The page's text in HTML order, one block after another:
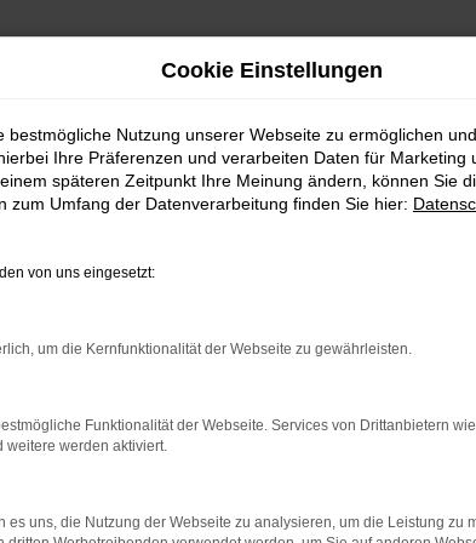
FAHRZEUGBESTAND
Cookie Einstellungen
bestmögliche Nutzung unserer Webseite zu ermöglichen
Ihre Präferenzen und verarbeiten Daten für Marketing
späteren Zeitpunkt Ihre Meinung ändern, können Sie
zum Umfang der Datenverarbeitung finden Sie hier:
von uns eingesetzt:
um die Kernfunktionalität der Webseite zu gewährleisten.
Funktionalität der Webseite. Services von Drittanbietern
weitere werden aktiviert.
es uns, die Nutzung der Webseite zu analysieren, um die Leistung zu